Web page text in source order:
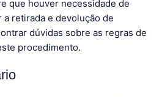
que houver necessidade de
retirada e devolução de
dúvidas sobre as regras de
procedimento.